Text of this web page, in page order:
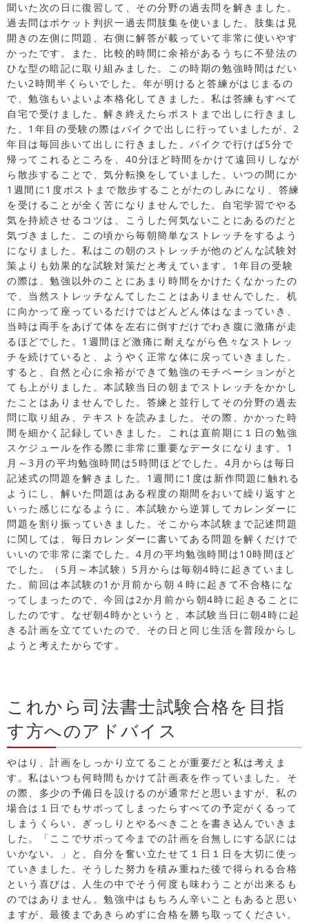
聞いた次の日に復習して、その分野の過去問を解きました。
過去問はポケット判択一過去問肢集を使いました。肢集は見
開きの左側に問題、右側に解答が載っていて非常に使いやす
かったです。また、比較的時間に余裕があるうちに不登法の
ひな型の暗記に取り組みました。この時期の勉強時間はだい
たい2時間半くらいでした。年が明けると答練がはじまるの
で、勉強もいよいよ本格化してきました。私は答練もすべて
自宅で受けました。解き終えたらポストまで出しに行きまし
た。1年目の受験の際はバイクで出しに行っていましたが、2
年目は毎回歩いて出しに行きました。バイクで行けば5分で
帰ってこれるところを、40分ほど時間をかけて遠回りしなが
ら散歩することで、気分転換をしていました。いつの間にか
1週間に1度ポストまで散歩することがたのしみになり、答練
を受けることが全く苦になりませんでした。自宅学習でやる
気を持続させるコツは、こうした何気ないことにあるのだと
気づきました。この頃から毎朝簡単なストレッチをするよう
になりました。私はこの朝のストレッチが他のどんな試験対
策よりも効果的な試験対策だと考えています。1年目の受験
の際は、勉強以外のことにあまり時間をかけたくなかったの
で、当然ストレッチなんてしたことはありませんでした。机
に向かって座っているだけではどんどん体はなまっていき、
当時は両手をあげて体を左右に倒すだけでわき腹に激痛が走
るほどでした。1週間ほど激痛に耐えながら色々なストレッ
チを続けていると、ようやく正常な体に戻っていきました。
すると、自然と心に余裕ができて勉強のモチベーションがと
ても上がりました。本試験当日の朝までストレッチをかかし
たことはありませんでした。答練と並行してその分野の過去
問に取り組み、テキストを読みました。その際、かかった時
間を細かく記録していきました。これは直前期に１日の勉強
スケジュールを作る際に非常に重要なデータになります。1
月～3月の平均勉強時間は5時間ほどでした。4月からは毎日
記述式の問題を解きました。1週間に1度は新作問題に触れる
ようにし、解いた問題はある程度の期間をおいて繰り返すと
いった感じになるように、本試験から逆算してカレンダーに
問題を割り振っていきました。そこから本試験まで記述問題
に関しては、毎日カレンダーに書いてある問題を解くだけで
いいので非常に楽でした。4月の平均勉強時間は10時間ほど
でした。（5月～本試験）5月からは毎朝4時に起きていまし
た。前回は本試験の1か月前から朝４時に起きて不合格にな
ってしまったので、今回は2か月前から朝4時に起きることに
したのです。なぜ朝4時かというと、本試験当日に朝4時に起
きる計画を立てていたので、その日と同じ生活を普段からし
ようと考えたからです。
これから司法書士試験合格を目指
す方へのアドバイス
やはり、計画をしっかり立てることが重要だと私は考えま
す。私はいつも何時間もかけて計画表を作っていました。そ
の際、多少の予備日を設けるのが通常だと思いますが、私の
場合は１日でもサボってしまったらすべての予定がくるって
しまうくらい、ぎっしりとやるべきことを書き込んでいきま
した。「ここでサボって今までの計画を台無しにする訳には
いかない。」と、自分を奮い立たせて１日１日を大切に使っ
ていきました。そうした努力を積み重ねた後で得られる合格
という喜びは、人生の中でそう何度も味わうことが出来るも
のではありません。勉強中はもちろん辛いこともあると思い
ますが、最後まであきらめずに合格を勝ち取ってください。